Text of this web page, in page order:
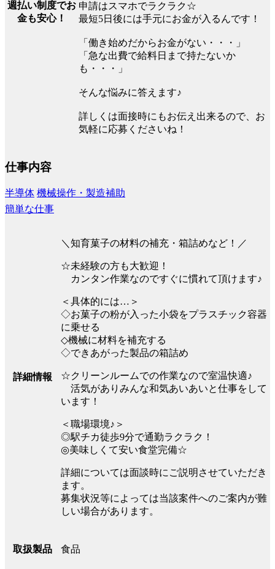
週払い制度でお
金も安心！
申請はスマホでラクラク☆
最短5日後には手元にお金が入るんです！
「働き始めだからお金がない・・・」
「急な出費で給料日まで持たないか
も・・・」
そんな悩みに答えます♪
詳しくは面接時にもお伝え出来るので、お
気軽に応募くださいね！
仕事内容
半導体 機械操作・製造補助
簡単な仕事
詳細情報
＼知育菓子の材料の補充・箱詰めなど！／
☆未経験の方も大歓迎！
カンタン作業なのですぐに慣れて頂けます♪
＜具体的には…＞
◇お菓子の粉が入った小袋をプラスチック容器
に乗せる
◇機械に材料を補充する
◇できあがった製品の箱詰め
☆クリーンルームでの作業なので室温快適♪
活気がありみんな和気あいあいと仕事をして
います！
＜職場環境♪＞
◎駅チカ徒歩9分で通勤ラクラク！
◎美味しくて安い食堂完備☆
詳細については面談時にご説明させていただき
ます。
募集状況等によっては当該案件へのご案内が難
しい場合があります。
取扱製品 食品